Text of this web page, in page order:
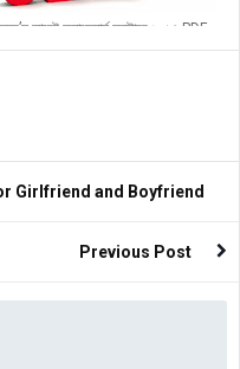
কারেন্ট অ্যাফেয়ার্স অক্টোবর ২০১৭ PDF
Girlfriend and Boyfriend
Previous Post